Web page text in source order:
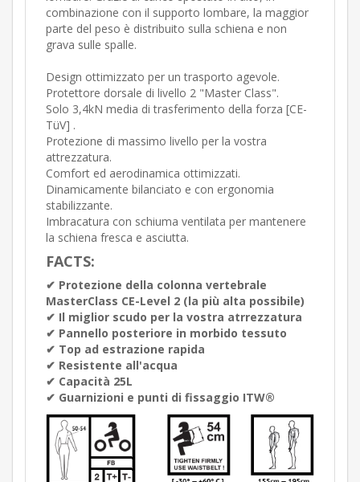
combinazione con il supporto lombare, la maggior
parte del peso è distribuito sulla schiena e non
grava sulle spalle.
Design ottimizzato per un trasporto agevole.
Protettore dorsale di livello 2 "Master Class".
Solo 3,4kN media di trasferimento della forza [CE-
TüV] .
Protezione di massimo livello per la vostra
attrezzatura.
Comfort ed aerodinamica ottimizzati.
Dinamicamente bilanciato e con ergonomia
stabilizzante.
Imbracatura con schiuma ventilata per mantenere
la schiena fresca e asciutta.
FACTS:
✔︎ Protezione della colonna vertebrale
MasterClass CE-Level 2 (la più alta possibile)
✔︎ Il miglior scudo per la vostra atrrezzatura
✔︎ Pannello posteriore in morbido tessuto
✔︎ Top ad estrazione rapida
✔︎ Resistente all'acqua
✔︎ Capacità 25L
✔︎ Guarnizioni e punti di fissaggio ITW®